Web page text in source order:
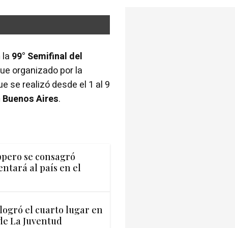
99° Semifinal del
organizado por la
se realizó desde el 1 al 9
Buenos Aires.
se consagró
al país en el
el cuarto lugar en
La Juventud